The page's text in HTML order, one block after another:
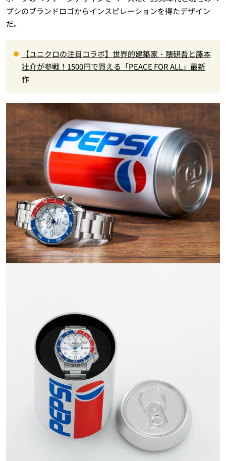
プシのブランドロゴからインスピレーションを得たデザイン
だ。
【ユニクロの注目コラボ】世界的建築家・隈研吾と藤本
壮介が参戦！1500円で買える「PEACE FOR ALL」最新
作